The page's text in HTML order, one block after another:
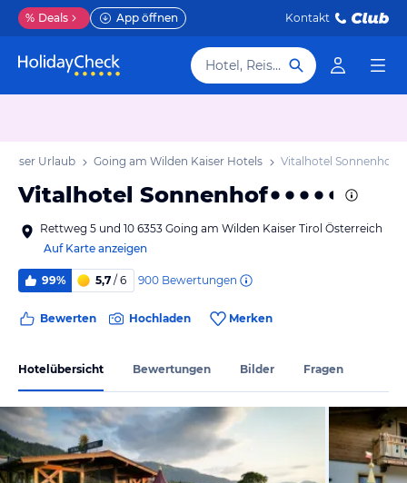
% Deals App öffnen Kontakt
Hotel, Reiseziel
Urlaub Going am Wilden Kaiser Hotels Vitalhotel Sonnenhof
Vitalhotel Sonnenhof
Rettweg 5 und 10 6353 Going am Wilden Kaiser Tirol Österreich
Auf Karte anzeigen
99% 5,7 / 6 900 Bewertungen
Bewerten Hochladen Merken
Hotelübersicht Bewertungen Bilder Fragen